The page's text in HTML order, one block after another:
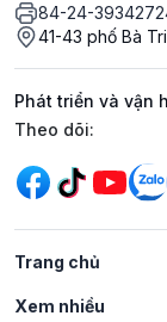
84-24-
41-43 phố Bà
Phát triển và vận
Mạng xã
Theo dõi:
Trang chủ
Xem nhiều